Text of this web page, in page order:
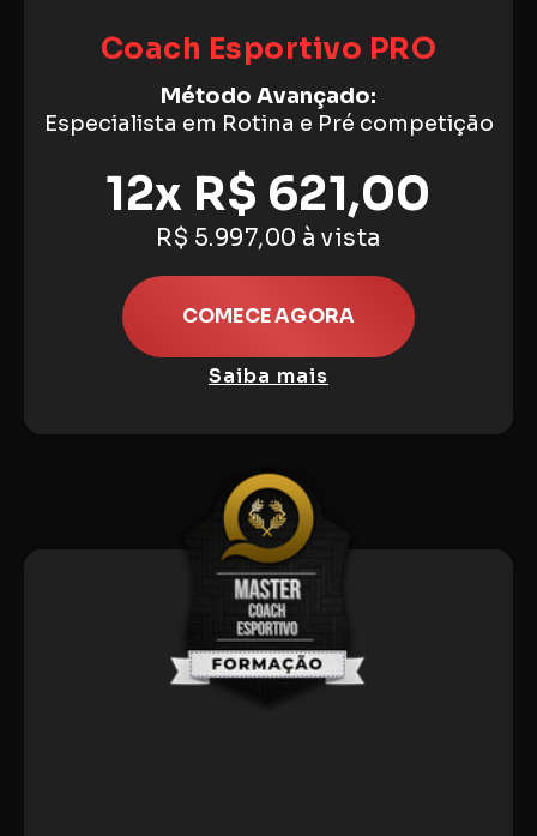
Coach Esportivo PRO
Método Avançado:
Especialista em Rotina e Pré competição
12x R$ 621,00
R$ 5.997,00 à vista
COMECE AGORA
Saiba mais